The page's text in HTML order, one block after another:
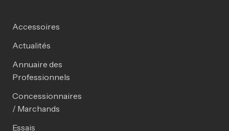
Accessoires
Actualités
Annuaire des
Professionnels
Concessionnaires
/ Marchands
Essais